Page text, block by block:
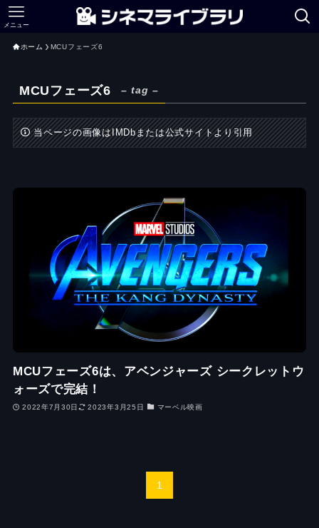
メニュー
ホーム MCUフェーズ6
MCUフェーズ6 – tag –
当ページの画像はIMDbまたは公式サイトより引用
MCUフェーズ6は、アベンジャーズ シークレットウ
ォーズで完結！
2022年7月30日 2023年3月25日 マーベル映画
1